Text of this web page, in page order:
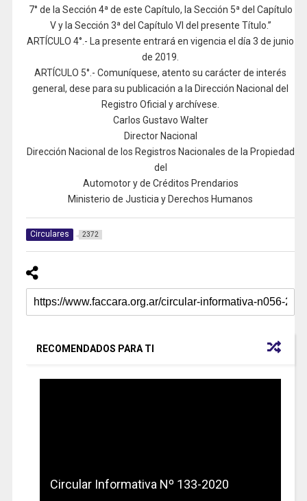
7° de la Sección 4ª de este Capítulo, la Sección 5ª del Capítulo
V y la Sección 3ª del Capítulo VI del presente Título.”
ARTÍCULO 4°.- La presente entrará en vigencia el día 3 de junio
de 2019.
ARTÍCULO 5°.- Comuníquese, atento su carácter de interés
general, dese para su publicación a la Dirección Nacional del
Registro Oficial y archívese.
Carlos Gustavo Walter
Director Nacional
Dirección Nacional de los Registros Nacionales de la Propiedad
del
Automotor y de Créditos Prendarios
Ministerio de Justicia y Derechos Humanos
Circulares 2372
RECOMENDADOS PARA TI
Circular Informativa Nº 133-2020